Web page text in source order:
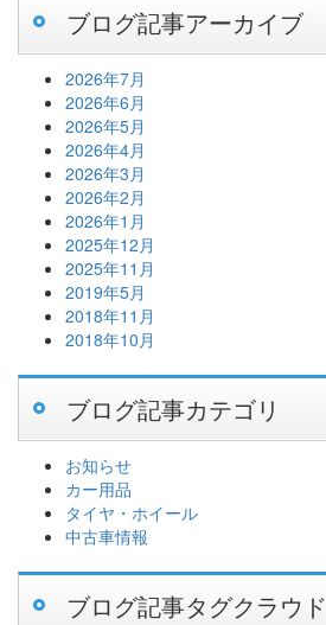
ブログ記事アーカイブ
2026年7月
2026年6月
2026年5月
2026年4月
2026年3月
2026年2月
2026年1月
2025年12月
2025年11月
2019年5月
2018年11月
2018年10月
ブログ記事カテゴリ
お知らせ
カー用品
タイヤ・ホイール
中古車情報
ブログ記事タグクラウド